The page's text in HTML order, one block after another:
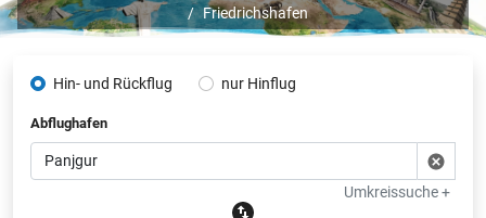
Friedrichshafen
Hin- und Rückflug nur Hinflug
Abflughafen
Umkreissuche +